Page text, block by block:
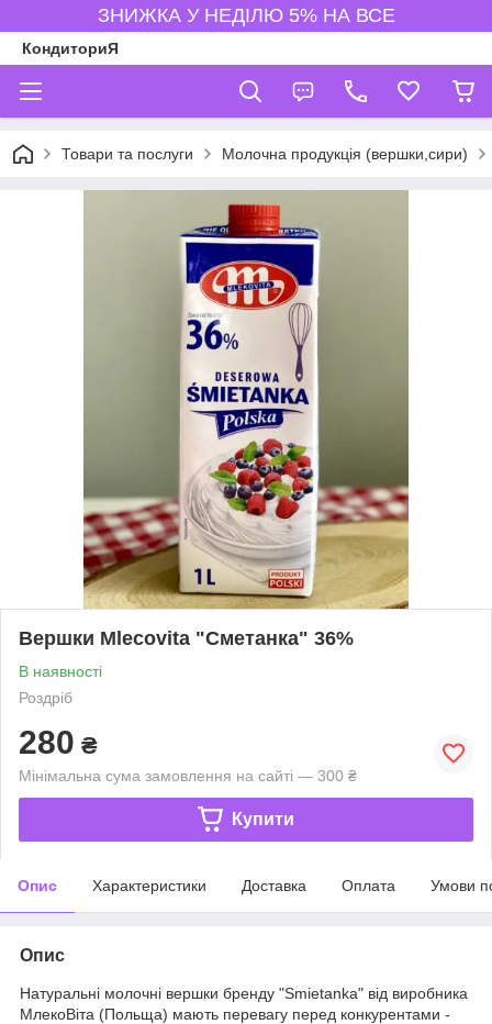
ЗНИЖКА У НЕДІЛЮ 5% НА ВСЕ
КондиториЯ
Товари та послуги Молочна продукція (вершки,сири)
Вершки Mlecovita "Сметанка" 36%
В наявності
Роздріб
280 ₴
Мінімальна сума замовлення на сайті — 300 ₴
Купити
Опис Характеристики Доставка Оплата Умови
Опис
Натуральні молочні вершки бренду "Smietanka" від виробника
МлекоВіта (Польща) мають перевагу перед конкурентами -